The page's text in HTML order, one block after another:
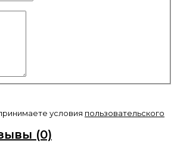
условия пользовательского
(0)